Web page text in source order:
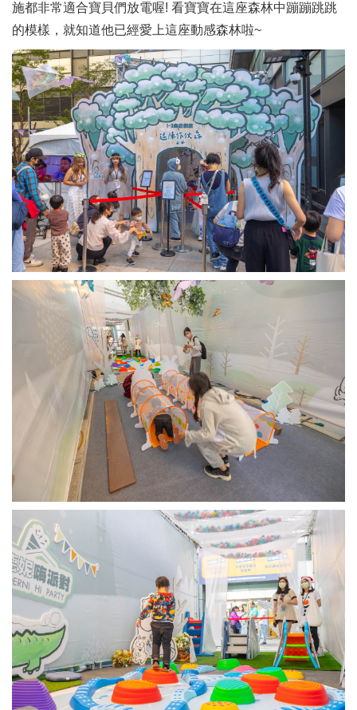
施都非常適合寶貝們放電喔! 看寶寶在這座森林中蹦蹦跳跳
的模樣，就知道他已經愛上這座動感森林啦~